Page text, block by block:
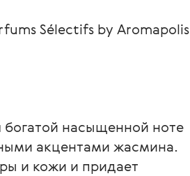
Sélectifs by Aromapolis
насыщенной ноте
акцентами жасмина.
и кожи и придает